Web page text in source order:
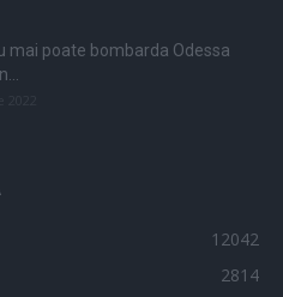
mai poate bombarda Odessa
12042
2814